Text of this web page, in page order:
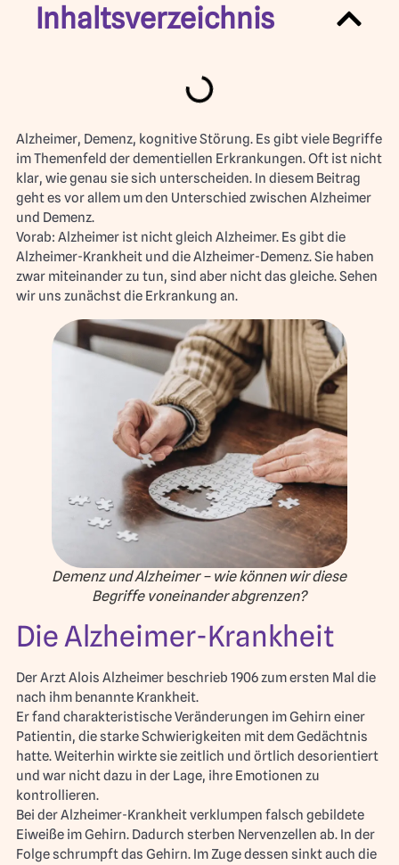
Inhaltsverzeichnis
Alzheimer, Demenz, kognitive Störung. Es gibt viele Begriffe
im Themenfeld der dementiellen Erkrankungen. Oft ist nicht
klar, wie genau sie sich unterscheiden. In diesem Beitrag
geht es vor allem um den Unterschied zwischen Alzheimer
und Demenz.
Vorab: Alzheimer ist nicht gleich Alzheimer. Es gibt die
Alzheimer-Krankheit und die Alzheimer-Demenz. Sie haben
zwar miteinander zu tun, sind aber nicht das gleiche. Sehen
wir uns zunächst die Erkrankung an.
Demenz und Alzheimer – wie können wir diese
Begriffe voneinander abgrenzen?
Die Alzheimer-Krankheit
Der Arzt Alois Alzheimer beschrieb 1906 zum ersten Mal die
nach ihm benannte Krankheit.
Er fand charakteristische Veränderungen im Gehirn einer
Patientin, die starke Schwierigkeiten mit dem Gedächtnis
hatte. Weiterhin wirkte sie zeitlich und örtlich desorientiert
und war nicht dazu in der Lage, ihre Emotionen zu
kontrollieren.
Bei der Alzheimer-Krankheit verklumpen falsch gebildete
Eiweiße im Gehirn. Dadurch sterben Nervenzellen ab. In der
Folge schrumpft das Gehirn. Im Zuge dessen sinkt auch die